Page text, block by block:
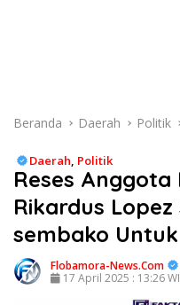
Beranda Daerah Politik
Daerah, Politik
Reses Anggota
Rikardus
sembako
Flobamora-News.Com
17 April 2025 : 13:26